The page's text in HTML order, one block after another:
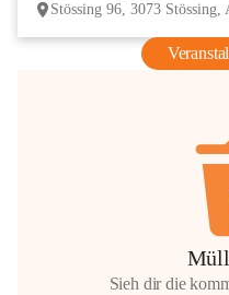
Stössing 96, 3073 Stössing,
Sieh dir die